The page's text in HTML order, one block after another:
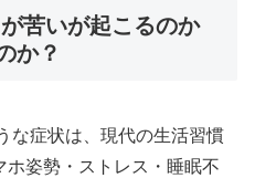
苦いが起こるのか
か？
な症状は、現代の生活習慣
ホ姿勢・ストレス・睡眠不